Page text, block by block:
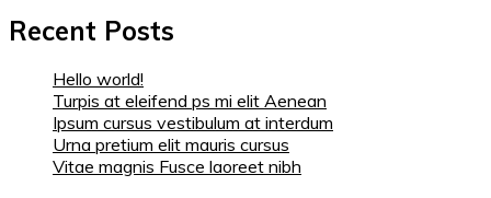
Recent Posts
Hello world!
Turpis at eleifend ps mi elit Aenean
Ipsum cursus vestibulum at interdum
Urna pretium elit mauris cursus
Vitae magnis Fusce laoreet nibh